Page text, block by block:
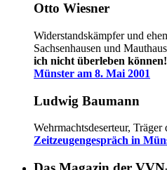
Otto Wiesner
Widerstandskämpfer und
Sachsenhausen und
ich nicht überleben
Münster am 8. Mai 2001
Ludwig Baumann
Wehrmachtsdeserteur,
Zeitzeugengespräch in